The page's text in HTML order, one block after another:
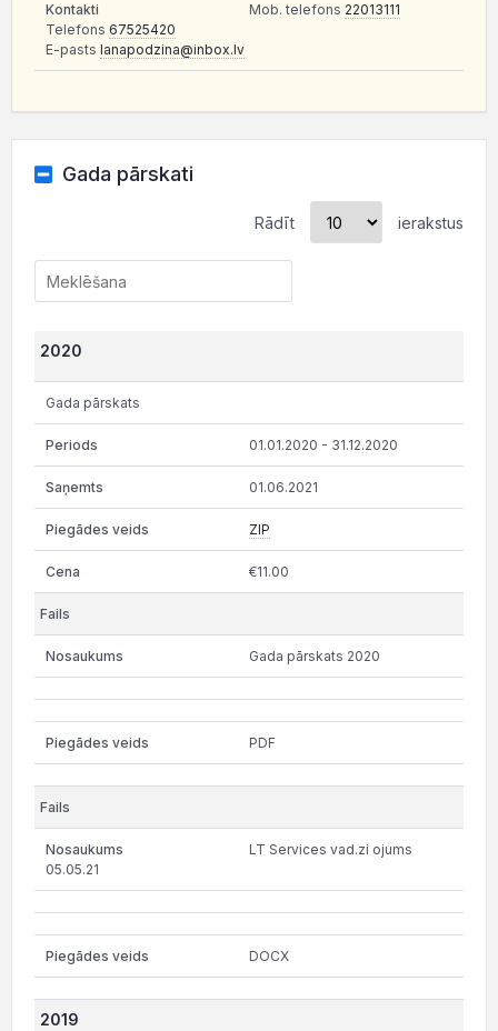
Mob. telefons 22013111
Telefons 67525420
E-pasts lanapodzina@inbox.lv
Gada pārskati
Rādīt ierakstus
2020
Gada pārskats
01.01.2020 - 31.12.2020
01.06.2021
ZIP
€11.00
Gada pārskats 2020
PDF
LT Services vad.zi ojums
05.05.21
DOCX
2019